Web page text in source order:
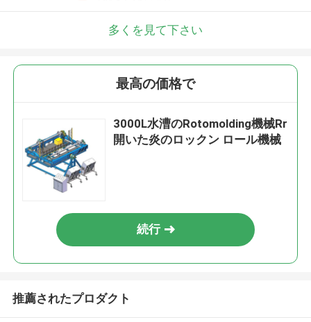
多くを見て下さい
最高の価格で
3000L水漕のRotomolding機械Rr
開いた炎のロックン ロール機械
続行
推薦されたプロダクト